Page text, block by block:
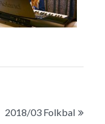
2018/03 Folkbal